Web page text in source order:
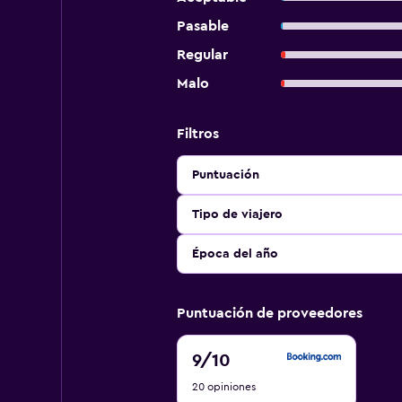
Pasable
Regular
Malo
Filtros
Puntuación
Tipo de viajero
Época del año
Puntuación de proveedores
9/10
9
10
20 opiniones